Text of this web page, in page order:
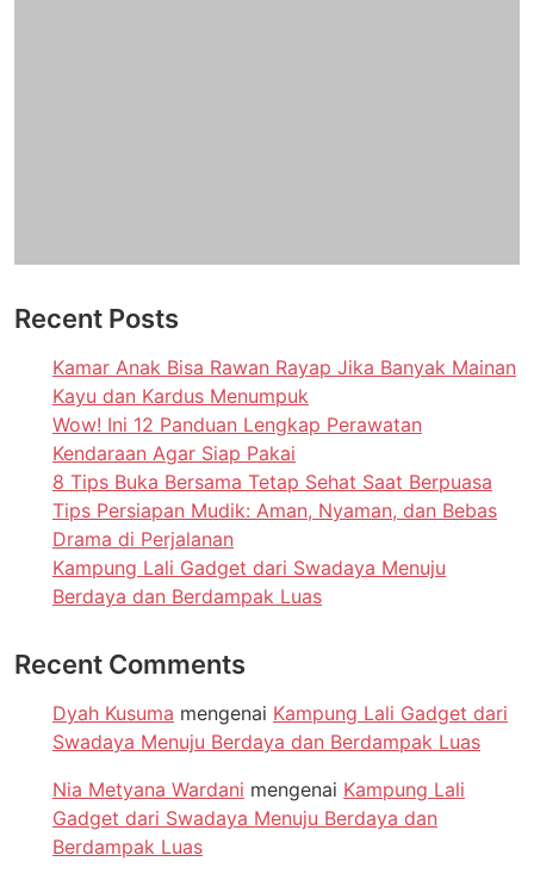
Recent Posts
Kamar Anak Bisa Rawan Rayap Jika Banyak Mainan
Kayu dan Kardus Menumpuk
Wow! Ini 12 Panduan Lengkap Perawatan
Kendaraan Agar Siap Pakai
8 Tips Buka Bersama Tetap Sehat Saat Berpuasa
Tips Persiapan Mudik: Aman, Nyaman, dan Bebas
Drama di Perjalanan
Kampung Lali Gadget dari Swadaya Menuju
Berdaya dan Berdampak Luas
Recent Comments
Dyah Kusuma mengenai Kampung Lali Gadget dari
Swadaya Menuju Berdaya dan Berdampak Luas
Nia Metyana Wardani mengenai Kampung Lali
Gadget dari Swadaya Menuju Berdaya dan
Berdampak Luas